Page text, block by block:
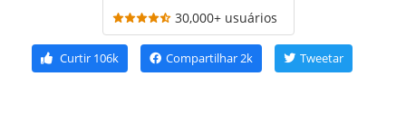
30,000+ usuários
Curtir 106k Compartilhar2k Tweetar